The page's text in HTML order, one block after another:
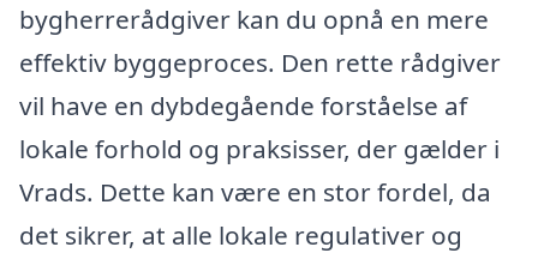
bygherrerådgiver kan du opnå en mere
effektiv byggeproces. Den rette rådgiver
vil have en dybdegående forståelse af
lokale forhold og praksisser, der gælder i
Vrads. Dette kan være en stor fordel, da
det sikrer, at alle lokale regulativer og